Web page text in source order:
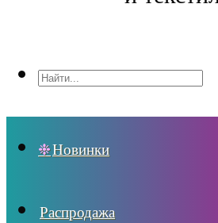
Новинки
Распродажа